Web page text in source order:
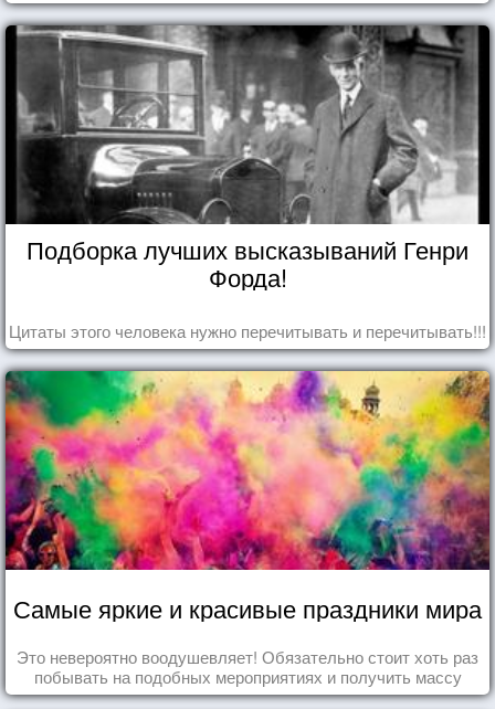
Подборка лучших высказываний Генри
Форда!
Цитаты этого человека нужно перечитывать и перечитывать!!!
Самые яркие и красивые праздники мира
Это невероятно воодушевляет! Обязательно стоит хоть раз
побывать на подобных мероприятиях и получить массу
впечатлений!